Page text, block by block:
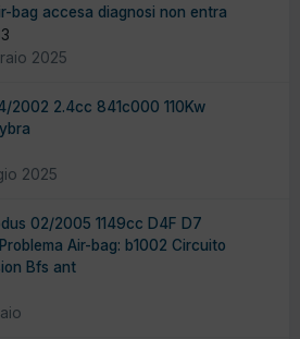
bag accesa diagnosi non entra
2025
2002 2.4cc 841c000 110Kw
2025
02/2005 1149cc D4F D7
Air-bag: b1002 Circuito
Bfs ant